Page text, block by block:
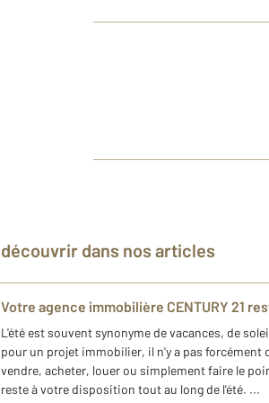
À découvrir dans nos articles
Votre agence immobilière CENTURY 21
L'été est souvent synonyme de vacances, de
pour un projet immobilier, il n'y a pas forcément
vendre, acheter, louer ou simplement faire le
reste à votre disposition tout au long de l'été. ...